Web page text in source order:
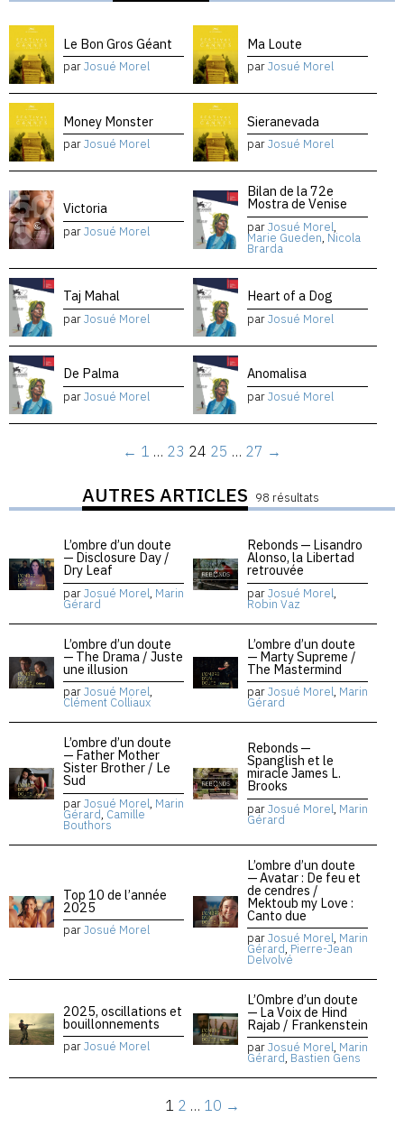
Le Bon Gros Géant
parJosué Morel
Ma Loute
parJosué Morel
Money Monster
parJosué Morel
Sieranevada
parJosué Morel
Victoria
parJosué Morel
Bilan de la 72e
Mostra de Venise
parJosué Morel,
Marie Gueden, Nicola
Brarda
Taj Mahal
parJosué Morel
Heart of a Dog
parJosué Morel
De Palma
parJosué Morel
Anomalisa
parJosué Morel
← 1 … 23 24 25 … 27 →
AUTRES ARTICLES 98 résultats
L’ombre d’un doute
— Disclosure Day /
Dry Leaf
parJosué Morel, Marin
Gérard
Rebonds — Lisandro
Alonso, la Libertad
retrouvée
parJosué Morel,
Robin Vaz
L’ombre d’un doute
— The Drama / Juste
une illusion
parJosué Morel,
Clément Colliaux
L’ombre d’un doute
— Marty Supreme /
The Mastermind
parJosué Morel, Marin
Gérard
L’ombre d’un doute
— Father Mother
Sister Brother / Le
Sud
parJosué Morel, Marin
Gérard, Camille
Bouthors
Rebonds —
Spanglish et le
miracle James L.
Brooks
parJosué Morel, Marin
Gérard
Top 10 de l’année
2025
parJosué Morel
L’ombre d’un doute
— Avatar : De feu et
de cendres /
Mektoub my Love :
Canto due
parJosué Morel, Marin
Gérard, Pierre-Jean
Delvolvé
2025, oscillations et
bouillonnements
parJosué Morel
L’Ombre d’un doute
— La Voix de Hind
Rajab / Frankenstein
parJosué Morel, Marin
Gérard, Bastien Gens
1 2 … 10 →